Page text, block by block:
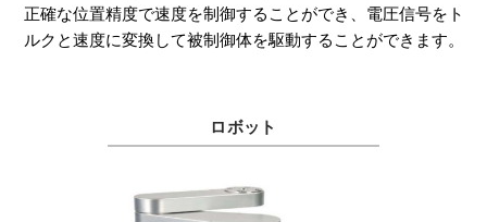
正確な位置精度で速度を制御することができ、電圧信号をト
ルクと速度に変換して被制御体を駆動することができます。
ロボット